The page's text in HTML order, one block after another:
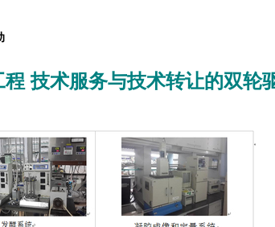
技术服务与技术转让的双轮